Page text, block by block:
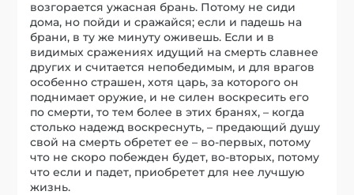
возгорается ужасная брань. Потому не сиди
дома, но пойди и сражайся; если и падешь на
брани, в ту же минуту оживешь. Если и в
видимых сражениях идущий на смерть славнее
других и считается непобедимым, и для врагов
особенно страшен, хотя царь, за которого он
поднимает оружие, и не силен воскресить его
по смерти, то тем более в этих бранях, – когда
столько надежд воскреснуть, – предающий душу
свой на смерть обретет ее – во-первых, потому
что не скоро побежден будет, во-вторых, потому
что если и падет, приобретет для нее лучшую
жизнь.